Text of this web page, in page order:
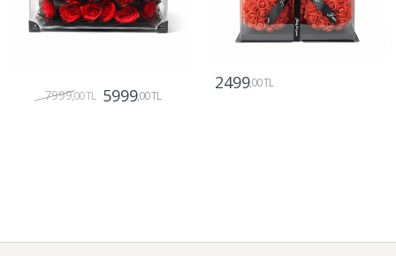
7999,00 TL 5999,00 TL
2499,00 TL